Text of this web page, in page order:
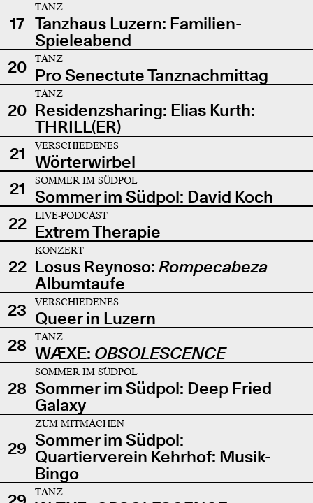
17
TANZ
Tanzhaus Luzern: Familien-
Spieleabend
20
TANZ
Pro Senectute Tanznachmittag
20
TANZ
Residenzsharing: Elias Kurth:
THRILL(ER)
21
VERSCHIEDENES
Wörterwirbel
21
SOMMER IM SÜDPOL
Sommer im Südpol: David Koch
22
LIVE-PODCAST
Extrem Therapie
22
KONZERT
Losus Reynoso: Rompecabeza
Albumtaufe
23
VERSCHIEDENES
Queer in Luzern
28
TANZ
WÆXE: OBSOLESCENCE
28
SOMMER IM SÜDPOL
Sommer im Südpol: Deep Fried
Galaxy
29
ZUM MITMACHEN
Sommer im Südpol:
Quartierverein Kehrhof: Musik-
Bingo
TANZ